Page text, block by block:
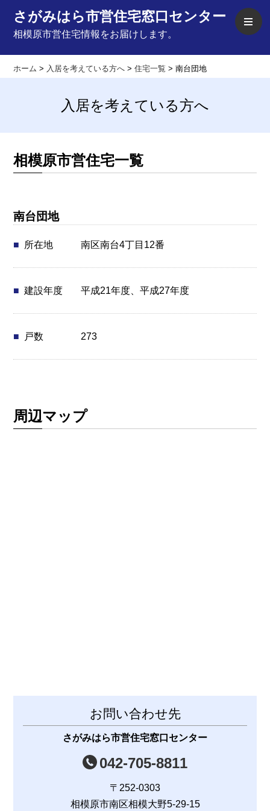
さがみはら市営住宅窓口センター
相模原市営住宅情報をお届けします。
ホーム > 入居を考えている方へ >住宅一覧 >南台団地
入居を考えている方へ
相模原市営住宅一覧
南台団地
所在地 南区南台4丁目12番
建設年度 平成21年度、平成27年度
戸数 273
周辺マップ
お問い合わせ先
さがみはら市営住宅窓口センター
042-705-8811
〒252-0303
相模原市南区相模大野5-29-15